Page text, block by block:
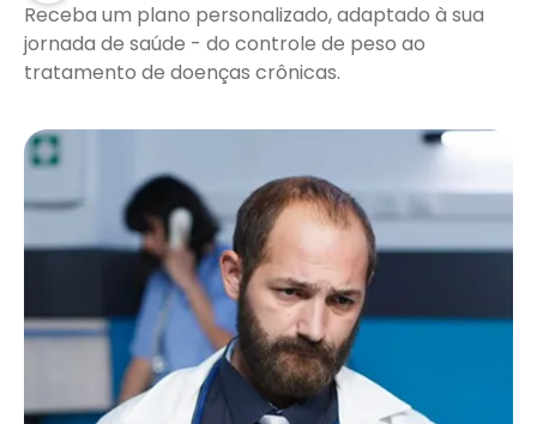
Receba um plano personalizado, adaptado à sua
jornada de saúde - do controle de peso ao
tratamento de doenças crônicas.